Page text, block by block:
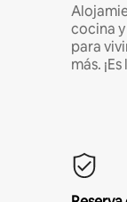
cocina
para
más.